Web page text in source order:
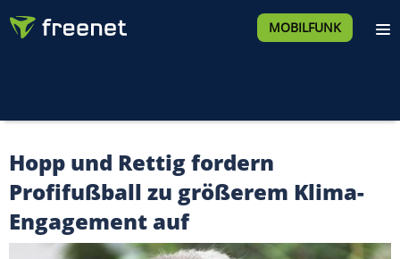
MOBILFUNK
Hopp und Rettig fordern
Profifußball zu größerem Klima-
Engagement auf